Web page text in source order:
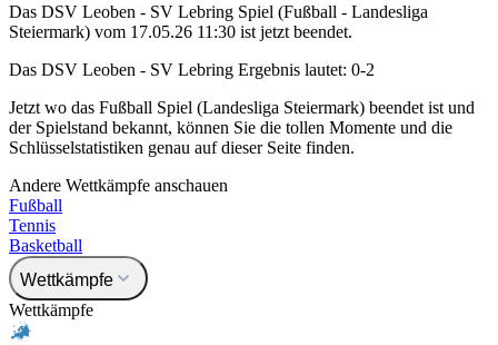
Das DSV Leoben - SV Lebring Spiel (Fußball - Landesliga
Steiermark) vom 17.05.26 11:30 ist jetzt beendet.
Das DSV Leoben - SV Lebring Ergebnis lautet: 0-2
Jetzt wo das Fußball Spiel (Landesliga Steiermark) beendet ist und
der Spielstand bekannt, können Sie die tollen Momente und die
Schlüsselstatistiken genau auf dieser Seite finden.
Andere Wettkämpfe anschauen
Fußball
Tennis
Basketball
Wettkämpfe
Wettkämpfe